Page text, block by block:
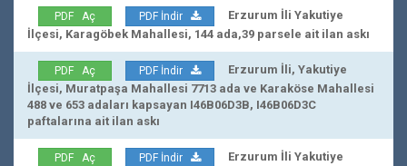
PDF Aç PDF İndir
Erzurum İli Yakutiye
İlçesi, Karagöbek Mahallesi, 144 ada,39 parsele ait ilan askı
PDF Aç PDF İndir
Erzurum İli, Yakutiye
İlçesi, Muratpaşa Mahallesi 7713 ada ve Karaköse Mahallesi
488 ve 653 adaları kapsayan I46B06D3B, I46B06D3C
paftalarına ait ilan askı
PDF Aç PDF İndir
Erzurum İli Yakutiye